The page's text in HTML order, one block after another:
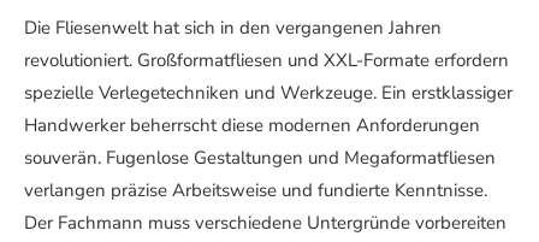
Die Fliesenwelt hat sich in den vergangenen Jahren
revolutioniert. Großformatfliesen und XXL-Formate erfordern
spezielle Verlegetechniken und Werkzeuge. Ein erstklassiger
Handwerker beherrscht diese modernen Anforderungen
souverän. Fugenlose Gestaltungen und Megaformatfliesen
verlangen präzise Arbeitsweise und fundierte Kenntnisse.
Der Fachmann muss verschiedene Untergründe vorbereiten